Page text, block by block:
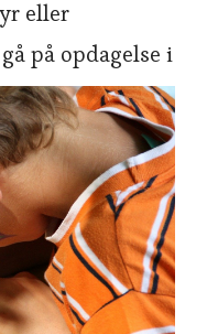
eller
på opdagelse i